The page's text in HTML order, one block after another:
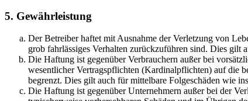
5. Gewährleistung
Der Betreiber haftet mit Ausnahme der Verletzung von
grob fahrlässiges Verhalten zurückzuführen sind. Dies gilt
Die Haftung ist gegenüber Verbrauchern außer bei
wesentlicher Vertragspflichten (Kardinalpflichten) auf die
begrenzt. Dies gilt auch für mittelbare Folgeschäden wie
Die Haftung ist gegenüber Unternehmern außer bei der